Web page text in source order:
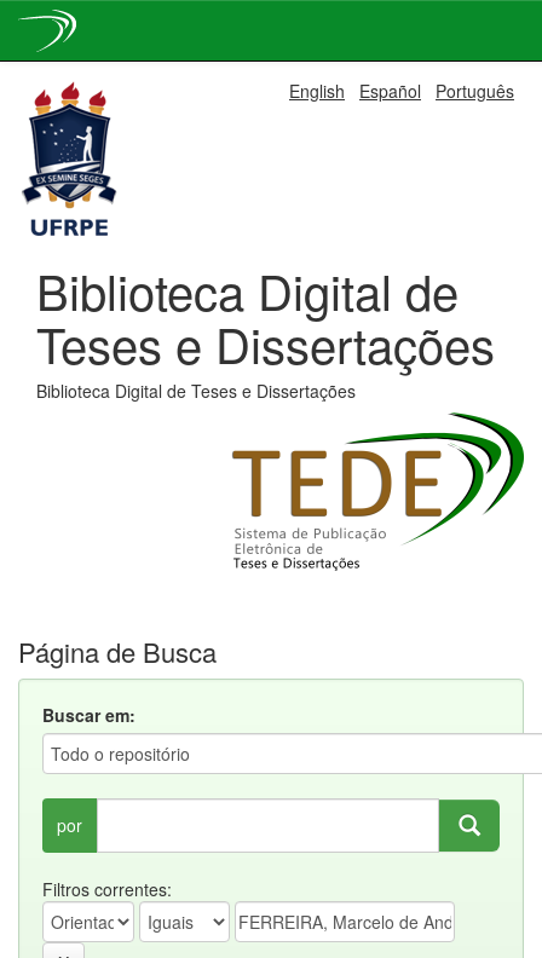
navigation
English Español Português
Biblioteca Digital de
Teses e Dissertações
Biblioteca Digital de Teses e Dissertações
Página de Busca
Buscar em:
por
Filtros correntes: